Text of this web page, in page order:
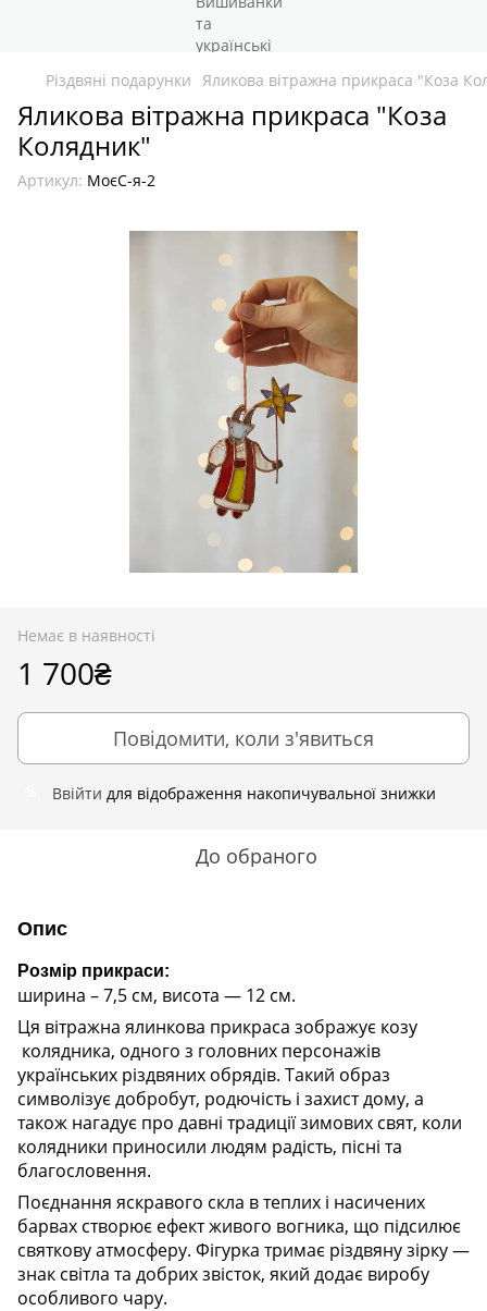
Різдвяні подарунки Яликова вітражна прикраса "Коза
Яликова вітражна прикраса "Коза
Колядник"
Артикул: МоєС-я-2
Немає в наявності
1 700₴
Повідомити, коли з'явиться
Ввійти для відображення накопичувальної знижки
До обраного
Опис
Розмір прикраси:
ширина – 7,5 см, висота — 12 см.
Ця вітражна ялинкова прикраса зображує козу
колядника, одного з головних персонажів
українських різдвяних обрядів. Такий образ
символізує добробут, родючість і захист дому, а
також нагадує про давні традиції зимових свят, коли
колядники приносили людям радість, пісні та
благословення.
Поєднання яскравого скла в теплих і насичених
барвах створює ефект живого вогника, що підсилює
святкову атмосферу. Фігурка тримає різдвяну зірку —
знак світла та добрих звісток, який додає виробу
особливого чару.